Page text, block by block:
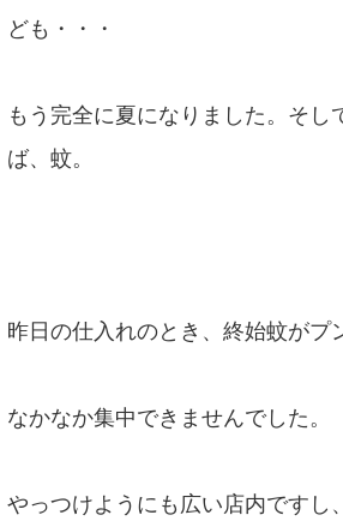
ども・・・
もう完全に夏になりました。そし
ば、蚊。
昨日の仕入れのとき、終始蚊がプ
なかなか集中できませんでした。
やっつけようにも広い店内ですし